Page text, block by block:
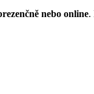
nebo online.